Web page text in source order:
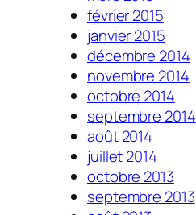
février 2015
janvier 2015
décembre 2014
novembre 2014
octobre 2014
septembre 2014
août 2014
juillet 2014
octobre 2013
septembre 2013